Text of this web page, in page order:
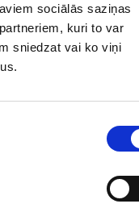
sociālās saziņas
kuri to var
sniedzat vai ko viņi
ülevaade
ja
teemajas.